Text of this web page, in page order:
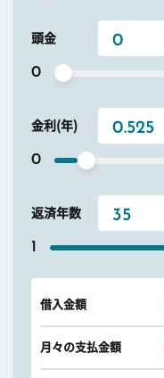
頭金
0
金利(年)
0
返済年数
1
借入金額
月々の支払金額